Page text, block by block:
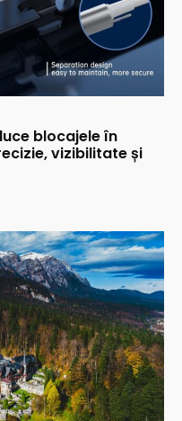
blocajele în
vizibilitate și